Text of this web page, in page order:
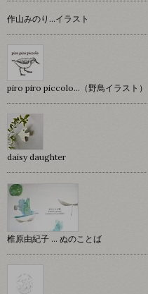
作山みのり…イラスト
piro piro piccolo…（野鳥イラスト）
daisy daughter
椎原由紀子 ... ぬのことば